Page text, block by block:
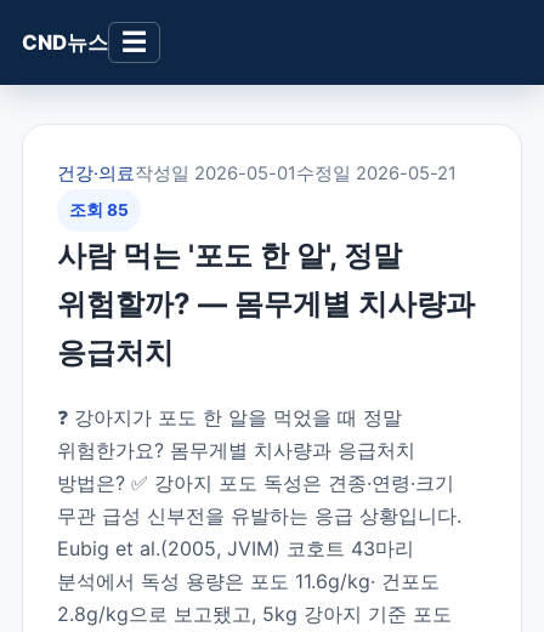
CND뉴스 ☰
건강·의료작성일 2026-05-01수정일 2026-05-21
조회 85
사람 먹는 '포도 한 알', 정말
위험할까? — 몸무게별 치사량과
응급처치
❓ 강아지가 포도 한 알을 먹었을 때 정말
위험한가요? 몸무게별 치사량과 응급처치
방법은? ✅ 강아지 포도 독성은 견종·연령·크기
무관 급성 신부전을 유발하는 응급 상황입니다.
Eubig et al.(2005, JVIM) 코호트 43마리
분석에서 독성 용량은 포도 11.6g/kg· 건포도
2.8g/kg으로 보고됐고, 5kg 강아지 기준 포도